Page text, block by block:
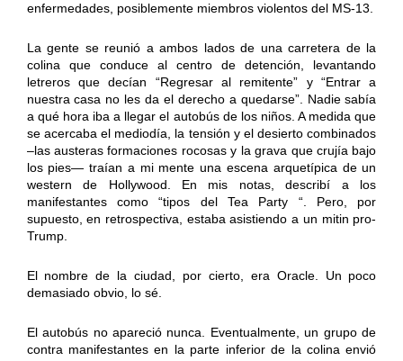
enfermedades, posiblemente miembros violentos del MS-13.
La gente se reunió a ambos lados de una carretera de la
colina que conduce al centro de detención, levantando
letreros que decían “Regresar al remitente” y “Entrar a
nuestra casa no les da el derecho a quedarse”. Nadie sabía
a qué hora iba a llegar el autobús de los niños. A medida que
se acercaba el mediodía, la tensión y el desierto combinados
–las austeras formaciones rocosas y la grava que crujía bajo
los pies— traían a mi mente una escena arquetípica de un
western de Hollywood. En mis notas, describí a los
manifestantes como “tipos del Tea Party “. Pero, por
supuesto, en retrospectiva, estaba asistiendo a un mitin pro-
Trump.
El nombre de la ciudad, por cierto, era Oracle. Un poco
demasiado obvio, lo sé.
El autobús no apareció nunca. Eventualmente, un grupo de
contra manifestantes en la parte inferior de la colina envió